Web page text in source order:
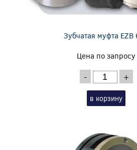
Зубчатая муфта EZB
Цена по запросу
- +
в корзину